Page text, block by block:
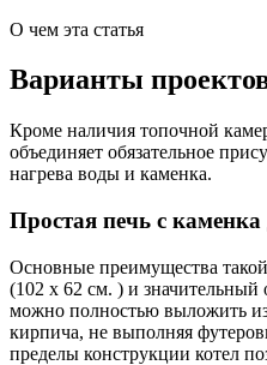
О чем эта статья
Варианты
Кроме наличия топочной
объединяет обязательное
нагрева воды и каменка.
Простая печь с
Основные преимущества
(102 х 62 см. ) и
можно полностью выложить
кирпича, не выполняя
пределы конструкции котел